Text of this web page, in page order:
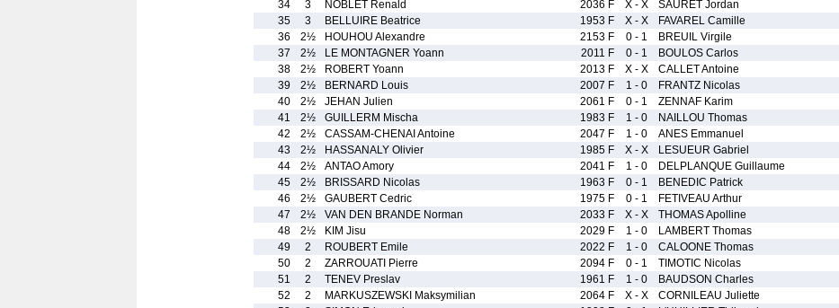
34
3 NOBLET Renald 2036 F X - X SAURET Jordan
35
3 BELLUIRE Beatrice 1953 F X - X FAVAREL Camille
36
2½ HOUHOU Alexandre 2153 F 0 - 1 BREUIL Virgile
37
2½ LE MONTAGNER Yoann 2011 F 0 - 1 BOULOS Carlos
38
2½ ROBERT Yoann 2013 F X - X CALLET Antoine
39
2½ BERNARD Louis 2007 F 1 - 0 FRANTZ Nicolas
40
2½ JEHAN Julien 2061 F 0 - 1 ZENNAF Karim
41
2½ GUILLERM Mischa 1983 F 1 - 0 NAILLOU Thomas
42
2½ CASSAM-CHENAI Antoine 2047 F 1 - 0 ANES Emmanuel
43
2½ HASSANALY Olivier 1985 F X - X LESUEUR Gabriel
44
2½ ANTAO Amory 2041 F 1 - 0 DELPLANQUE Guillaume
45
2½ BRISSARD Nicolas 1963 F 0 - 1 BENEDIC Patrick
46
2½ GAUBERT Cedric 1975 F 0 - 1 FETIVEAU Arthur
47
2½ VAN DEN BRANDE Norman 2033 F X - X THOMAS Apolline
48
2½ KIM Jisu 2029 F 1 - 0 LAMBERT Thomas
49
2 ROUBERT Emile 2022 F 1 - 0 CALOONE Thomas
50
2 ZARROUATI Pierre 2094 F 0 - 1 TIMOTIC Nicolas
51
2 TENEV Preslav 1961 F 1 - 0 BAUDSON Charles
52
2 MARKUSZEWSKI Maksymilian 2064 F X - X CORNILEAU Juliette